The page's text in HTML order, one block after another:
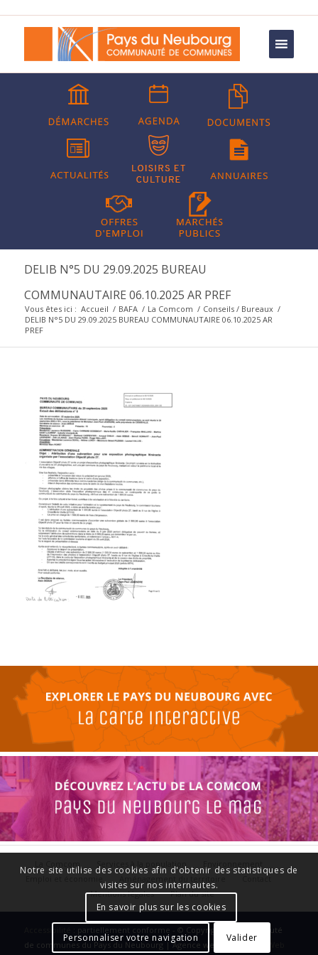
DELIB N°5 DU 29.09.2025 BUREAU
COMMUNAUTAIRE 06.10.2025 AR PREF
Vous êtes ici : Accueil / BAFA / La Comcom / Conseils / Bureaux /
DELIB N°5 DU 29.09.2025 BUREAU COMMUNAUTAIRE 06.10.2025 AR
PREF
Contact
Mentions légales
Plan du site
: partiellement conforme - © Copyright - Communauté
de communes du Pays du Neubourg | Agence web :
Notre site utilise des cookies afin d'obtenir des statistiques de
visites sur nos internautes.
En savoir plus sur les cookies
Personnaliser votre navigation Valider